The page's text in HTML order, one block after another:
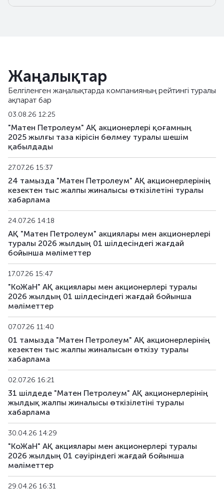
Жаңалықтар
Белгіленген жаңалықтарда компанияның рейтингі туралы
ақпарат бар
03.08.26 12:25
"Матен Петролеум" АҚ акционерлері қоғамның
2025 жылғы таза кірісін бөлмеу туралы шешім
қабылдады
27.07.26 15:37
24 тамызда "Матен Петролеум" АҚ акционерлерінің
кезектен тыс жалпы жиналысы өткізілетіні туралы
хабарлама
24.07.26 14:18
АҚ "Матен Петролеум" акциялары мен акционерлері
туралы 2026 жылдың 01 шілдесіндегі жағдай
бойынша мәліметтер
17.07.26 15:47
"КоЖаН" АҚ акциялары мен акционерлері туралы
2026 жылдың 01 шілдесіндегі жағдай бойынша
мәліметтер
07.07.26 11:40
01 тамызда "Матен Петролеум" АҚ акционерлерінің
кезектен тыс жалпы жиналысын өткізу туралы
хабарлама
02.07.26 16:21
31 шілдеде "Матен Петролеум" АҚ акционерлерінің
жылдық жалпы жиналысы өткізілетіні туралы
хабарлама
30.04.26 14:29
"КоЖаН" АҚ акциялары мен акционерлері туралы
2026 жылдың 01 сәуіріндегі жағдай бойынша
мәліметтер
29.04.26 16:31